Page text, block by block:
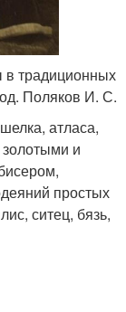
традиционных
Поляков И. С.
атласа,
и
простых
ситец, бязь,